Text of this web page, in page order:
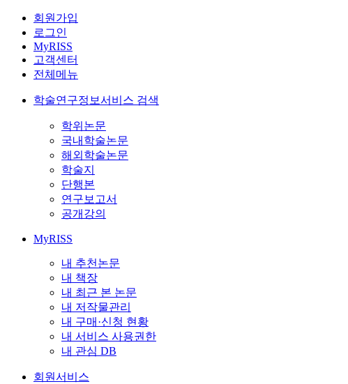
회원가입
로그인
MyRISS
고객센터
전체메뉴
학술연구정보서비스 검색
학위논문
국내학술논문
해외학술논문
학술지
단행본
연구보고서
공개강의
MyRISS
내 추천논문
내 책장
내 최근 본 논문
내 저작물관리
내 구매·신청 현황
내 서비스 사용권한
내 관심 DB
회원서비스